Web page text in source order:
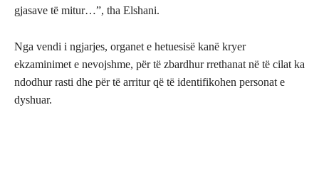
gjasave të mitur…”, tha Elshani.
Nga vendi i ngjarjes, organet e hetuesisë kanë kryer
ekzaminimet e nevojshme, për të zbardhur rrethanat në të cilat ka
ndodhur rasti dhe për të arritur që të identifikohen personat e
dyshuar.